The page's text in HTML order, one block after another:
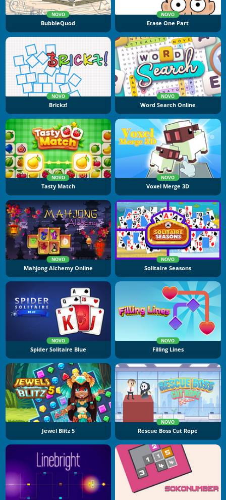
NOVO
BubbleQuod
NOVO
Erase One Part
NOVO
Brickz!
NOVO
Word Search Online
NOVO
Tasty Match
NOVO
Voxel Merge 3D
NOVO
Mahjong Alchemy Online
NOVO
Solitaire Seasons
NOVO
Spider Solitaire Blue
NOVO
Filling Lines
Jewel Blitz 5
NOVO
Rescue Boss Cut Rope